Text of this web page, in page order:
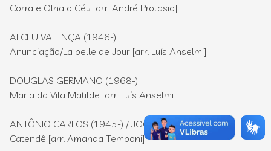
Corra e Olha o Céu [arr. André Protasio]
ALCEU VALENÇA (1946-)
Anunciação/La belle de Jour [arr. Luís Anselmi]
DOUGLAS GERMANO (1968-)
Maria da Vila Matilde [arr. Luís Anselmi]
ANTÔNIO CARLOS (1945-) / JOCAFI (1944-)
Catendê [arr. Amanda Temponi]